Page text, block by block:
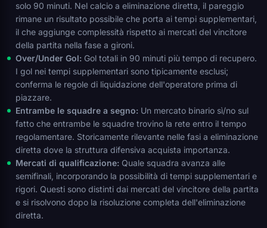
solo 90 minuti. Nel calcio a eliminazione diretta, il pareggio
rimane un risultato possibile che porta ai tempi supplementari,
il che aggiunge complessità rispetto ai mercati del vincitore
della partita nella fase a gironi.
Over/Under Gol: Gol totali in 90 minuti più tempo di recupero.
I gol nei tempi supplementari sono tipicamente esclusi;
conferma le regole di liquidazione dell'operatore prima di
piazzare.
Entrambe le squadre a segno: Un mercato binario sì/no sul
fatto che entrambe le squadre trovino la rete entro il tempo
regolamentare. Storicamente rilevante nelle fasi a eliminazione
diretta dove la struttura difensiva acquista importanza.
Mercati di qualificazione: Quale squadra avanza alle
semifinali, incorporando la possibilità di tempi supplementari e
rigori. Questi sono distinti dai mercati del vincitore della partita
e si risolvono dopo la risoluzione completa dell'eliminazione
diretta.